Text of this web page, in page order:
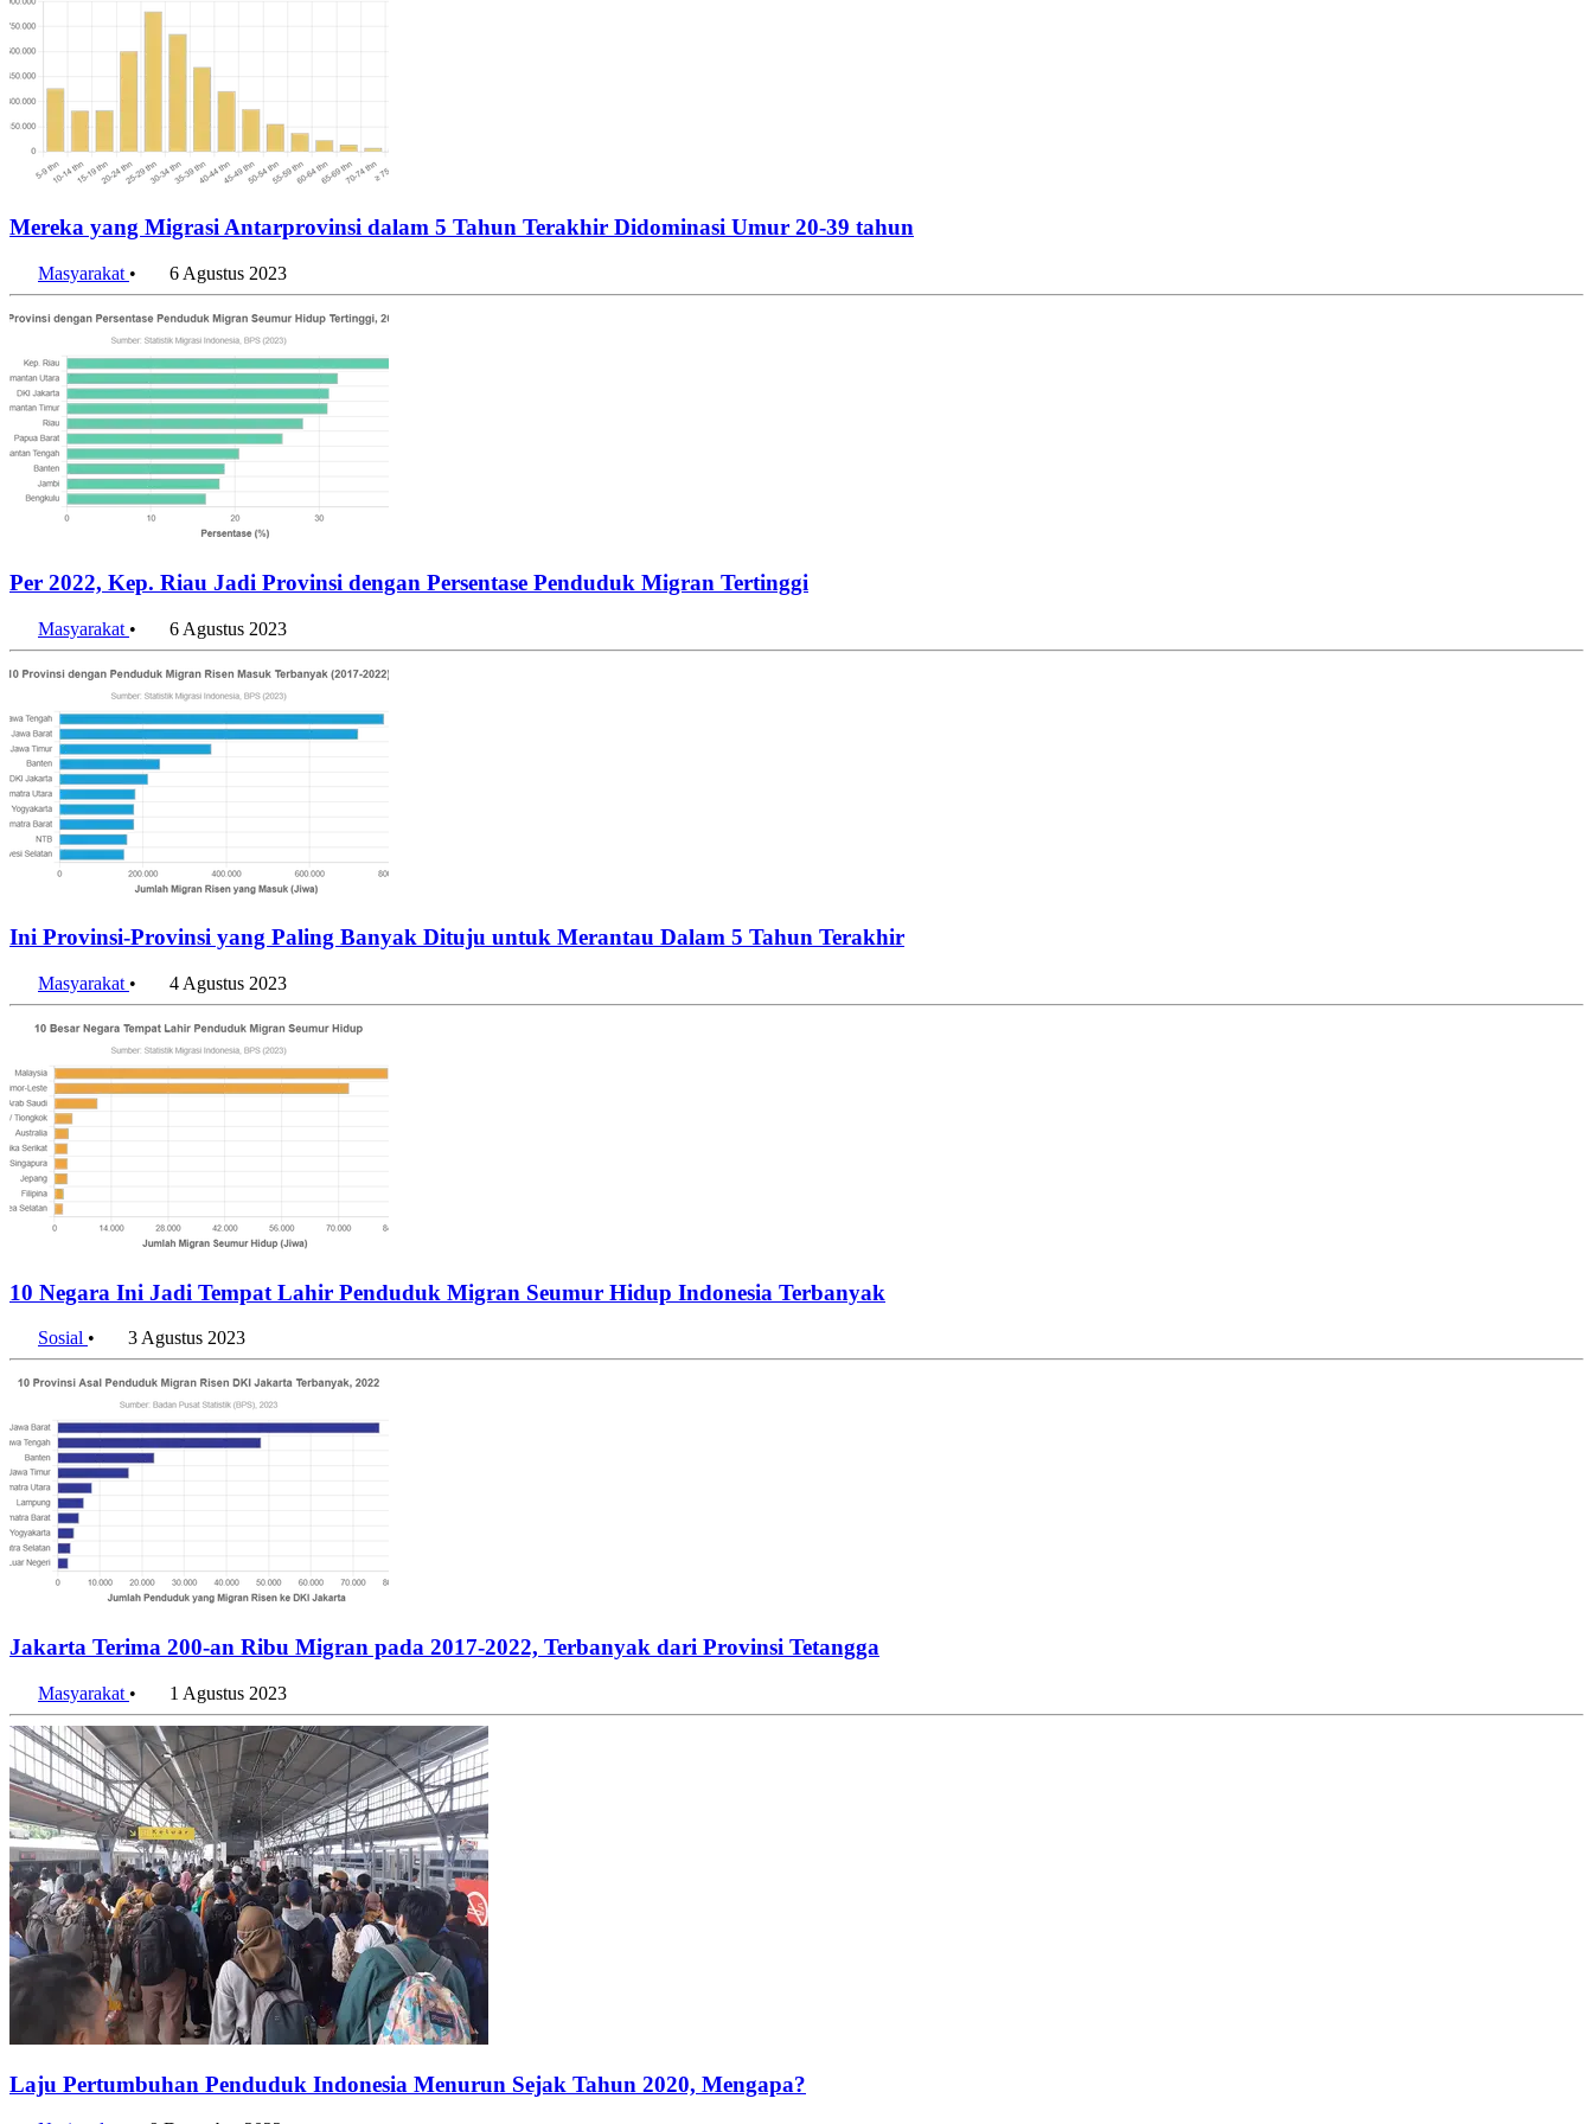
Mereka yang Migrasi Antarprovinsi dalam 5 Tahun Terakhir Didominasi Umur 20-39 tahun
Masyarakat • 6 Agustus 2023
Per 2022, Kep. Riau Jadi Provinsi dengan Persentase Penduduk Migran Tertinggi
Masyarakat • 6 Agustus 2023
Ini Provinsi-Provinsi yang Paling Banyak Dituju untuk Merantau Dalam 5 Tahun Terakhir
Masyarakat • 4 Agustus 2023
10 Negara Ini Jadi Tempat Lahir Penduduk Migran Seumur Hidup Indonesia Terbanyak
Sosial • 3 Agustus 2023
Jakarta Terima 200-an Ribu Migran pada 2017-2022, Terbanyak dari Provinsi Tetangga
Masyarakat • 1 Agustus 2023
Laju Pertumbuhan Penduduk Indonesia Menurun Sejak Tahun 2020, Mengapa?